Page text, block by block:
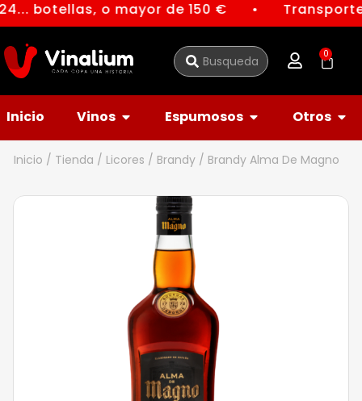
botellas, o mayor de 150 € ●
0
Inicio Vinos Espumosos Otros
Inicio / Tienda / Licores / Brandy / Brandy Alma De Magno